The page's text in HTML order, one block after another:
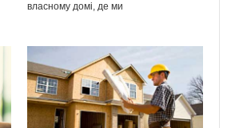
власному домі, де ми